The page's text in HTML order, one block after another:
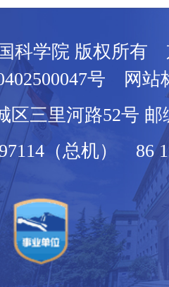
科学院 版权所有
号 网站
区三里河路52号 邮
（总机） 86